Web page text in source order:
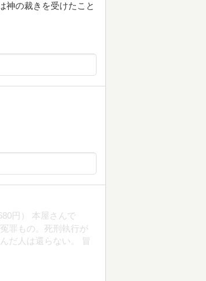
神の裁きを受けたこと
円） 本屋さんで
罪もの。死刑執行が
だ人は還らない。 冒